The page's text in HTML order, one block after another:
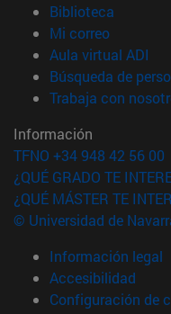
Biblioteca
Mi correo(abre en
Aula virtual ADI
Búsqueda de
Trabaja con
Información
TFNO +34 948 42 56 00
¿QUÉ GRADO TE
¿QUÉ MÁSTER TE
© Universidad de
Información legal
Accesibilidad
Configuración de